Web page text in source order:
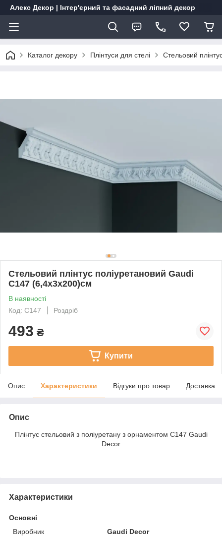
Алекс Декор | Інтер'єрний та фасадний ліпний декор
Каталог декору Плінтуси для стелі Стельовий
Стельовий плінтус поліуретановий Gaudi
C147 (6,4х3х200)см
В наявності
Код: C147
Роздріб
493 ₴
Купити
Опис Характеристики Відгуки про товар Доставка
Опис
Плінтус стельовий з поліуретану з орнаментом C147 Gaudi
Decor
Характеристики
Основні
Виробник
Gaudi Decor